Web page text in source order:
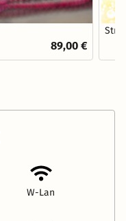
89,00 €
W-Lan